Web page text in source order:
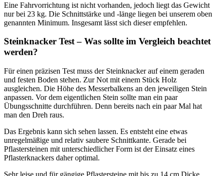
Eine Fahrvorrichtung ist nicht vorhanden, jedoch liegt das Gewicht
nur bei 23 kg. Die Schnittstärke und -länge liegen bei unserem oben
genannten Minimum. Insgesamt lässt sich dieser empfehlen.
Steinknacker Test – Was sollte im Vergleich beachtet
werden?
Für einen präzisen Test muss der Steinknacker auf einem geraden
und festen Boden stehen. Zur Not mit einem Stück Holz
ausgleichen. Die Höhe des Messerbalkens an den jeweiligen Stein
anpassen. Vor dem eigentlichen Stein sollte man ein paar
Übungsschnitte durchführen. Denn bereits nach ein paar Mal hat
man den Dreh raus.
Das Ergebnis kann sich sehen lassen. Es entsteht eine etwas
unregelmäßige und relativ saubere Schnittkante. Gerade bei
Pflastersteinen mit unterschiedlicher Form ist der Einsatz eines
Pflasterknackers daher optimal.
Sehr leise und für gängige Pflastersteine mit bis zu 14 cm Dicke